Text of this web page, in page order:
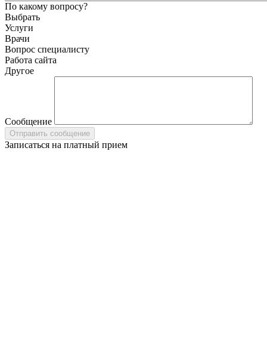
По какому вопросу?
Выбрать
Услуги
Врачи
Вопрос специалисту
Работа сайта
Другое
Сообщение
Записаться на платный прием